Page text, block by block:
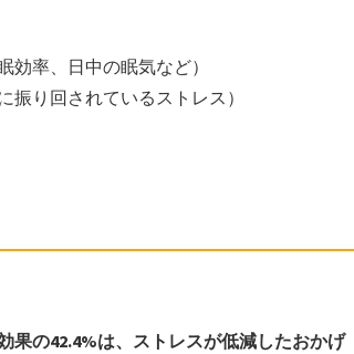
効率、日中の眠気など）
振り回されているストレス）
果の42.4%は、ストレスが低減したおかげ